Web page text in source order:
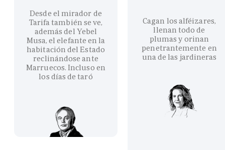
Desde el mirador de
Tarifa también se ve,
además del Yebel
Musa, el elefante en la
habitación del Estado
reclinándose ante
Marruecos. Incluso en
los días de taró
Cagan los alféizares,
llenan todo de
plumas y orinan
penetrantemente en
una de las jardineras